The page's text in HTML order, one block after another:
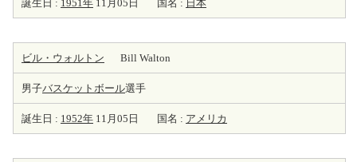
誕生日 : 1951年 11月05日 国名 : 日本
ビル・ウォルトン Bill Walton
男子バスケットボール選手
誕生日 : 1952年 11月05日 国名 : アメリカ